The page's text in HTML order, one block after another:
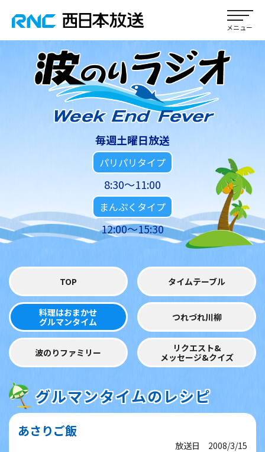
毎週土曜日放送
パリパリタイプ
8:30～11:00
まんぷくタイプ
12:00～15:30
TOP タイムテーブル
料理はおまかせ
グルマンタイム
つれづれ川柳
波のりファミリー
リクエスト&
メッセージ&クイズ
グルマンタイムのレシピ
あさりご飯
放送日 2008/3/15